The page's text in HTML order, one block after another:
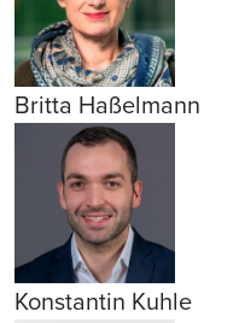
Britta Haßelmann
Konstantin Kuhle